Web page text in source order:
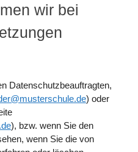
wir bei
Datenschutzbeauftragten,
) oder
), bzw. wenn Sie den
wenn Sie die von